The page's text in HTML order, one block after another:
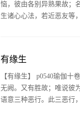
恼，彼由各别异熟果故；
生诸心心法，若近恶友等
有缘生
【有缘生】 p0540瑜伽十
无阙。又有胜故；唯说彼
语意三种恶行。此三恶行